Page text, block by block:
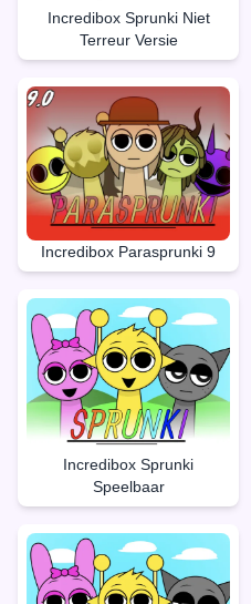
Incredibox Sprunki Niet
Terreur Versie
Incredibox Parasprunki 9
Incredibox Sprunki
Speelbaar